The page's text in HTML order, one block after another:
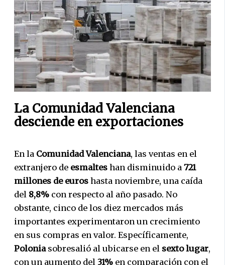
La Comunidad Valenciana
desciende en exportaciones
En la Comunidad Valenciana, las ventas en el
extranjero de esmaltes han disminuido a 721
millones de euros hasta noviembre, una caída
del 8,8% con respecto al año pasado. No
obstante, cinco de los diez mercados más
importantes experimentaron un crecimiento
en sus compras en valor. Específicamente,
Poloniasobresalió al ubicarse en el sexto lugar,
con un aumento del 31% en comparación con el